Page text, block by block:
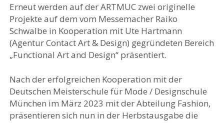
Erneut werden auf der ARTMUC zwei originelle
Projekte auf dem vom Messemacher Raiko
Schwalbe in Kooperation mit Ute Hartmann
(Agentur Contact Art & Design) gegründeten Bereich
„Functional Art and Design“ präsentiert.
Nach der erfolgreichen Kooperation mit der
Deutschen Meisterschule für Mode / Designschule
München im März 2023 mit der Abteilung Fashion,
präsentieren sich nun in der Herbstausgabe die